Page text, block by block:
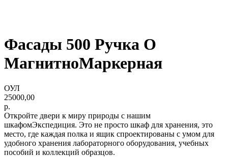
Фасады 500 Ручка O
МагнитноМаркерная
ОУЛ
25000,00
р.
Откройте двери к миру природы с нашим
шкафомЭкспедиция. Это не просто шкаф для хранения, это
место, где каждая полка и ящик спроектированы с умом для
удобного хранения лабораторного оборудования, учебных
пособий и коллекций образцов.